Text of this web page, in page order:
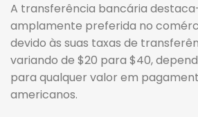
A transferência bancária
amplamente preferida no
devido às suas taxas de
variando de $20 para $40,
para qualquer valor em
americanos.